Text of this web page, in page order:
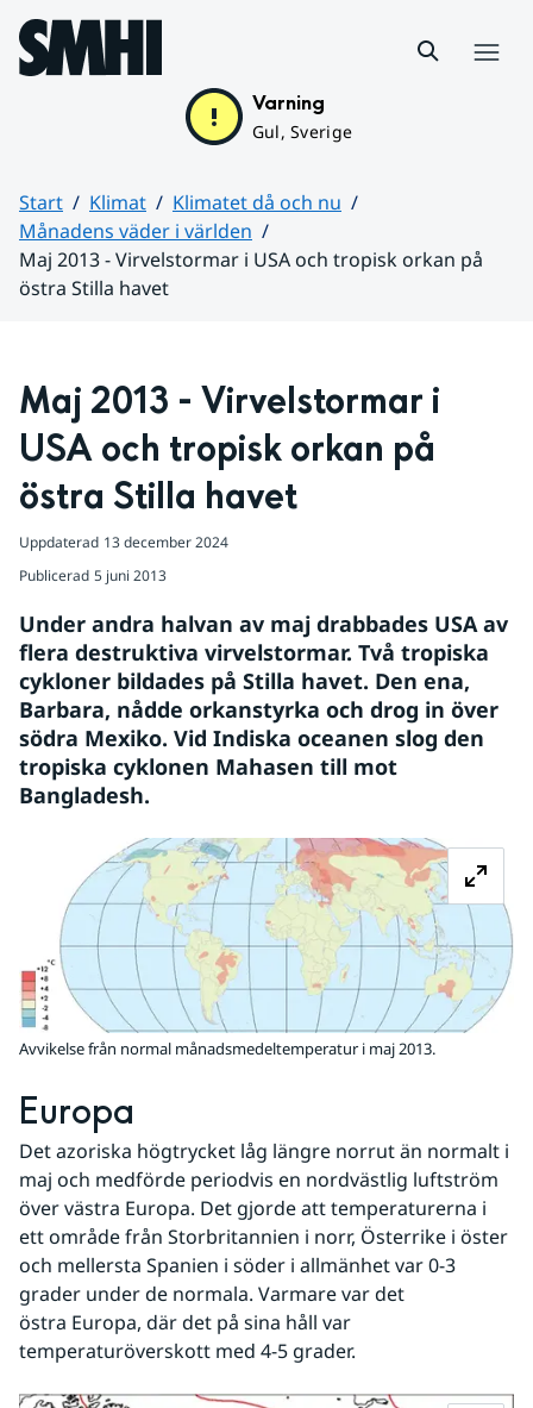
Hoppa till sidans innehåll
Varning
Gul, Sverige
Start Klimat
Klimatet då och nu
Månadens väder i världen
Maj 2013 - Virvelstormar i USA och tropisk orkan på
östra Stilla havet
Maj 2013 - Virvelstormar i
USA och tropisk orkan på
östra Stilla havet
Uppdaterad 13 december 2024
Publicerad 5 juni 2013
Under andra halvan av maj drabbades USA av
flera destruktiva virvelstormar. Två tropiska
cykloner bildades på Stilla havet. Den ena,
Barbara, nådde orkanstyrka och drog in över
södra Mexiko. Vid Indiska oceanen slog den
tropiska cyklonen Mahasen till mot
Bangladesh.
Avvikelse från normal månadsmedeltemperatur i maj 2013.
Europa
Det azoriska högtrycket låg längre norrut än normalt i
maj och medförde periodvis en nordvästlig luftström
över västra Europa. Det gjorde att temperaturerna i
ett område från Storbritannien i norr, Österrike i öster
och mellersta Spanien i söder i allmänhet var 0-3
grader under de normala. Varmare var det
östra Europa, där det på sina håll var
temperaturöverskott med 4-5 grader.